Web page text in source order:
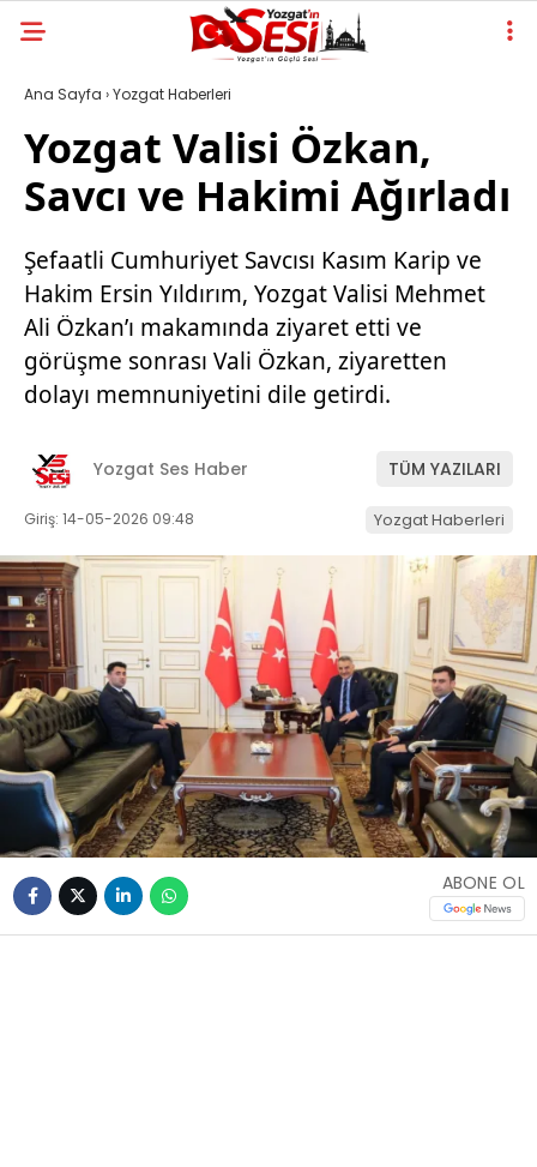
Ana Sayfa ›Yozgat Haberleri
Yozgat Valisi Özkan,
Savcı ve Hakimi Ağırladı
Şefaatli Cumhuriyet Savcısı Kasım Karip ve
Hakim Ersin Yıldırım, Yozgat Valisi Mehmet
Ali Özkan’ı makamında ziyaret etti ve
görüşme sonrası Vali Özkan, ziyaretten
dolayı memnuniyetini dile getirdi.
Yozgat Ses Haber TÜM YAZILARI
Giriş: 14-05-2026 09:48 Yozgat Haberleri
ABONE OL